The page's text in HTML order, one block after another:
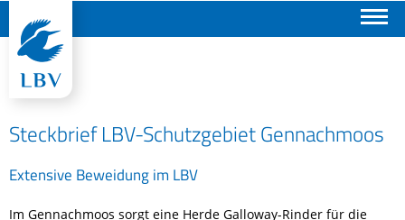
Steckbrief LBV-Schutzgebiet Gennachmoos
Extensive Beweidung im LBV
Im Gennachmoos sorgt eine Herde Galloway-Rinder für die